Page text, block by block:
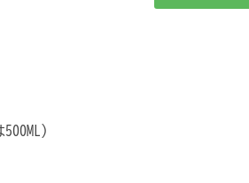
）